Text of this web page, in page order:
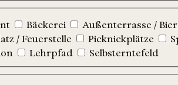
Bäckerei Außenterrasse /
/ Feuerstelle Picknickplätze
Lehrpfad
Selbsterntefeld